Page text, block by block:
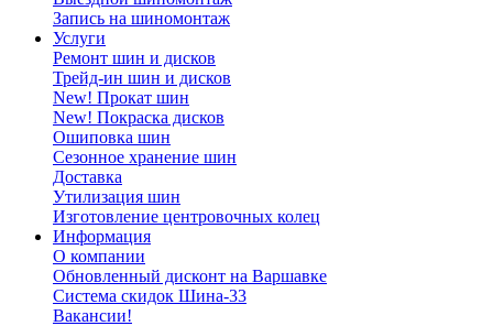
Запись на шиномонтаж
Услуги
Ремонт шин и дисков
Трейд-ин шин и дисков
New! Прокат шин
New! Покраска дисков
Ошиповка шин
Сезонное хранение шин
Доставка
Утилизация шин
Изготовление центровочных колец
Информация
О компании
Обновленный дисконт на Варшавке
Система скидок Шина-33
Вакансии!